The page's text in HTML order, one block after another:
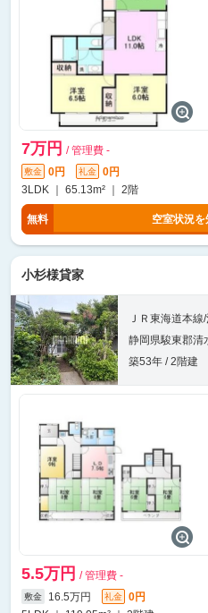
7万円 / 管理費 -
敷金 0円 礼金
0円
3LDK ｜ 65.13m² ｜ 2階
無料 空室状況
小杉様貸家
ＪＲ東海道本
静岡県駿東郡清
築53年 / 2階建
5.5万円 / 管理費 -
敷金 16.5万円 礼金
0円